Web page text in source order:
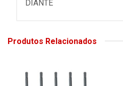
DIANTE
Produtos Relacionados